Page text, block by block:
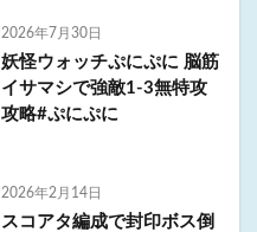
2026年7月30日
妖怪ウォッチぷにぷに 脳筋
イサマシで強敵1-3無特攻
攻略#ぷにぷに
2026年2月14日
スコアタ編成で封印ボス倒